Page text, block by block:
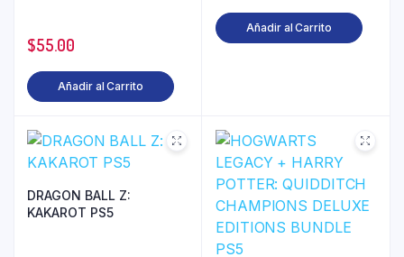
$55.00
Añadir al Carrito
Añadir al Carrito
DRAGON BALL Z:
KAKAROT PS5